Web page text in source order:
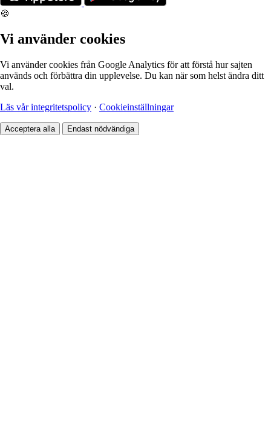
🍪
Vi använder cookies
Vi använder cookies från Google Analytics för att förstå hur sajten
används och förbättra din upplevelse. Du kan när som helst ändra ditt
val.
Läs vår integritetspolicy · Cookieinställningar
Acceptera alla Endast nödvändiga